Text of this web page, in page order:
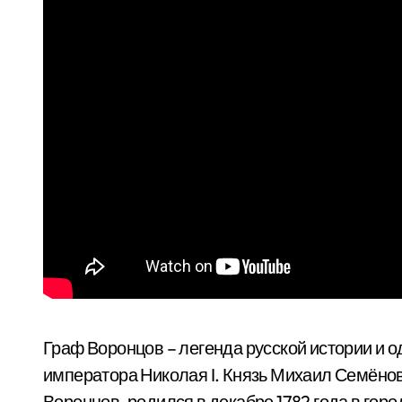
Граф Воронцов – легенда русской истории
императора Николая I. Князь Михаил